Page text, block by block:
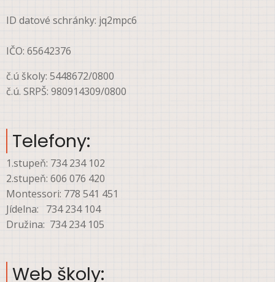
ID datové schránky: jq2mpc6
IČO: 65642376
č.ú školy: 5448672/0800
č.ú. SRPŠ: 980914309/0800
Telefony:
1.stupeň: 734 234 102
2.stupeň: 606 076 420
Montessori: 778 541 451
Jídelna: 734 234 104
Družina: 734 234 105
Web školy: